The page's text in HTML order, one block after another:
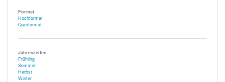
Format
Hochformat
Querformat
Jahreszeiten
Frühling
Sommer
Herbst
Winter